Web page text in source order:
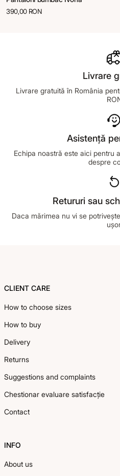
390,00 RON
Livrare
Livrare gratuită în România
Asistență
Echipa noastră este aici pentru
despre
Retururi sau
Daca mărimea nu vi se
CLIENT CARE
How to choose sizes
How to buy
Delivery
Returns
Suggestions and complaints
Chestionar evaluare satisfacție
Contact
INFO
About us